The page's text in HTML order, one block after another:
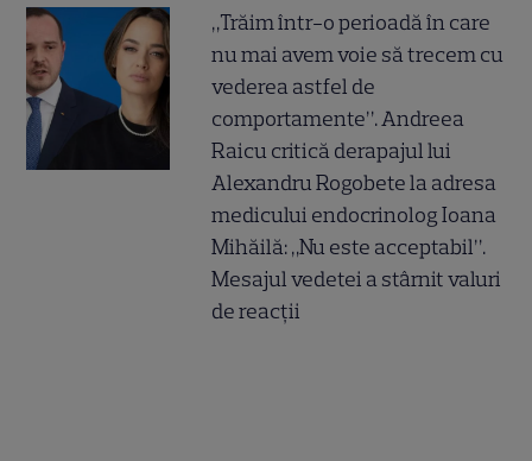
„Trăim într-o perioadă în care
nu mai avem voie să trecem cu
vederea astfel de
comportamente”. Andreea
Raicu critică derapajul lui
Alexandru Rogobete la adresa
medicului endocrinolog Ioana
Mihăilă: „Nu este acceptabil”.
Mesajul vedetei a stârnit valuri
de reacții